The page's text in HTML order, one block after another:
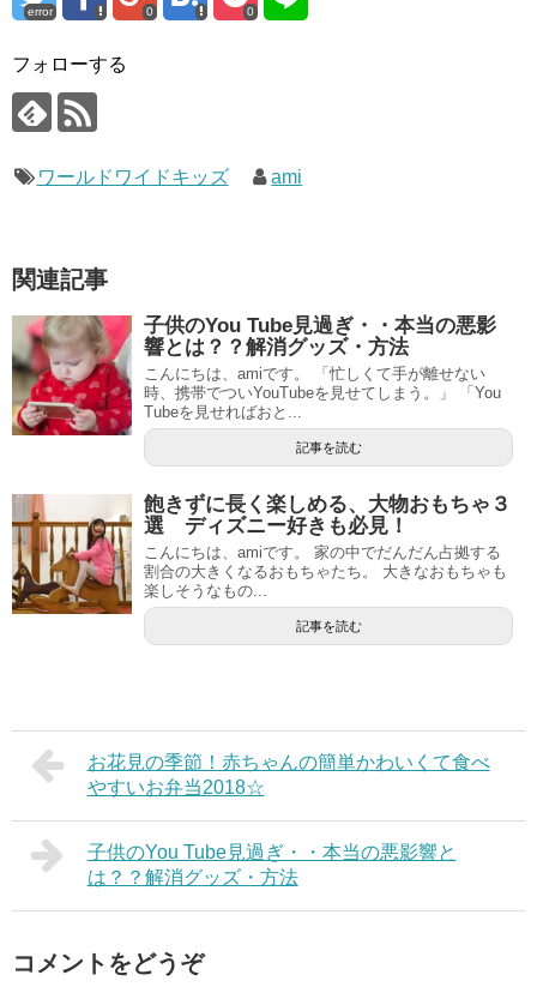
error 0 0
フォローする
ワールドワイドキッズ ami
関連記事
子供のYou Tube見過ぎ・・本当の悪影
響とは？？解消グッズ・方法
こんにちは、amiです。 「忙しくて手が離せない
時、携帯でついYouTubeを見せてしまう。」 「You
Tubeを見せればおと...
記事を読む
飽きずに長く楽しめる、大物おもちゃ３
選 ディズニー好きも必見！
こんにちは、amiです。 家の中でだんだん占拠する
割合の大きくなるおもちゃたち。 大きなおもちゃも
楽しそうなもの...
記事を読む
お花見の季節！赤ちゃんの簡単かわいくて食べ
やすいお弁当2018☆
子供のYou Tube見過ぎ・・本当の悪影響と
は？？解消グッズ・方法
コメントをどうぞ